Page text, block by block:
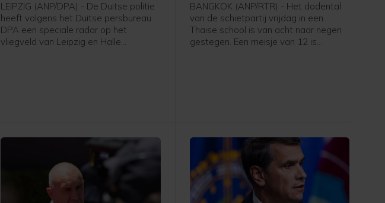
LEIPZIG (ANP/DPA) - De Duitse politie
heeft volgens het Duitse persbureau
DPA een speciale radar op het
vliegveld van Leipzig en Halle
BANGKOK (ANP/RTR) - Het dodental
van de schietpartij vrijdag in een
Thaise school is van acht naar negen
gestegen. Een meisje van 12 is